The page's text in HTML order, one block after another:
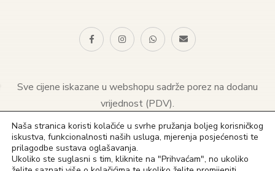
Sve cijene iskazane u webshopu sadrže porez na dodanu
vrijednost (PDV).
© 2021 Naklada sv. Antuna. Sva prava pridržana
(+385) 1 4828 823
Naša stranica koristi kolačiće u svrhe pružanja boljeg korisničkog
iskustva, funkcionalnosti naših usluga, mjerenja posjećenosti te
prilagodbe sustava oglašavanja.
Ukoliko ste suglasni s tim, kliknite na "Prihvaćam", no ukoliko